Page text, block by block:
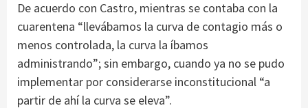
De acuerdo con Castro, mientras se contaba con la
cuarentena “llevábamos la curva de contagio más o
menos controlada, la curva la íbamos
administrando”; sin embargo, cuando ya no se pudo
implementar por considerarse inconstitucional “a
partir de ahí la curva se eleva”.